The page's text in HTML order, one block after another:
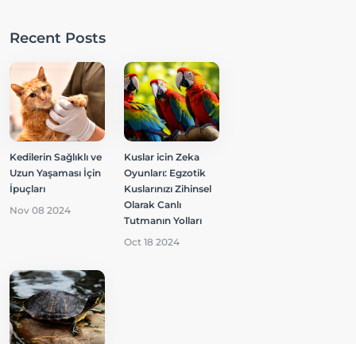
Recent Posts
Kedilerin Sağlıklı ve
Uzun Yaşaması İçin
İpuçları
Nov 08 2024
Kuslar icin Zeka
Oyunları: Egzotik
Kuslarınızı Zihinsel
Olarak Canlı
Tutmanın Yolları
Oct 18 2024